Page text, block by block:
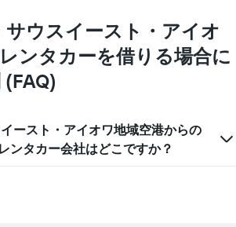
ウスイースト・アイオ
ンタカーを借りる場合に
ースト・アイオワ地域空港からの
ンタカー会社はどこですか？